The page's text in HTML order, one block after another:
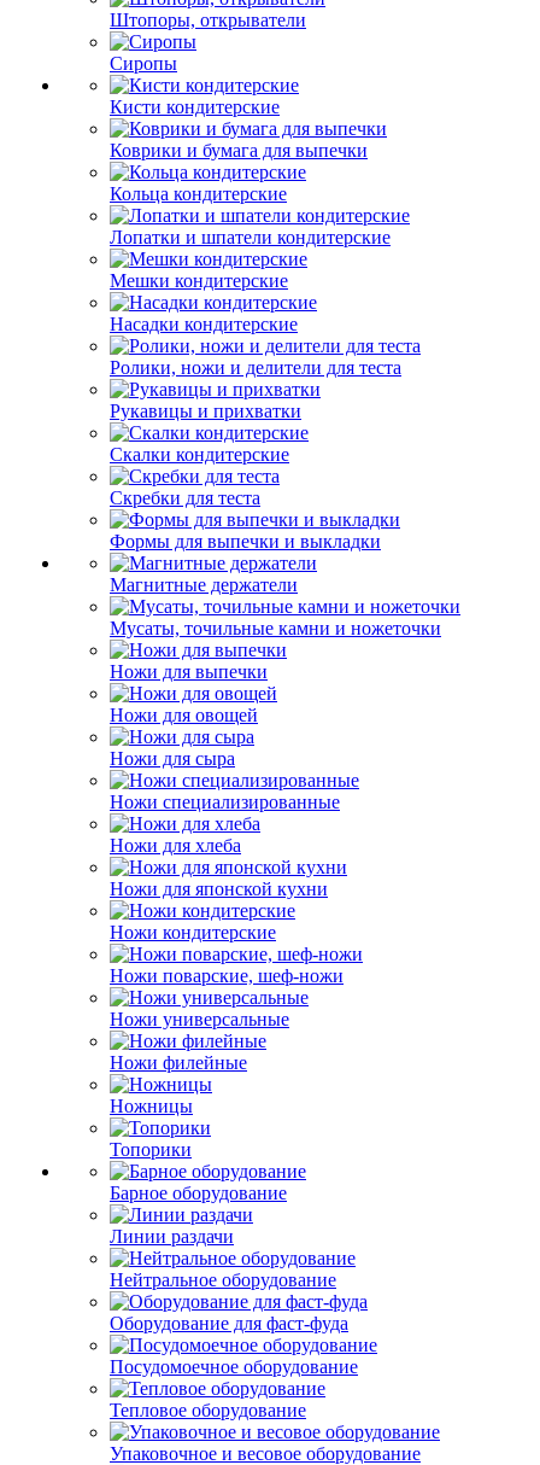
Штопоры, открыватели
Сиропы
Кисти кондитерские
Коврики и бумага для выпечки
Кольца кондитерские
Лопатки и шпатели кондитерские
Мешки кондитерские
Насадки кондитерские
Ролики, ножи и делители для теста
Рукавицы и прихватки
Скалки кондитерские
Скребки для теста
Формы для выпечки и выкладки
Магнитные держатели
Мусаты, точильные камни и ножеточки
Ножи для выпечки
Ножи для овощей
Ножи для сыра
Ножи специализированные
Ножи для хлеба
Ножи для японской кухни
Ножи кондитерские
Ножи поварские, шеф-ножи
Ножи универсальные
Ножи филейные
Ножницы
Топорики
Барное оборудование
Линии раздачи
Нейтральное оборудование
Оборудование для фаст-фуда
Посудомоечное оборудование
Тепловое оборудование
Упаковочное и весовое оборудование